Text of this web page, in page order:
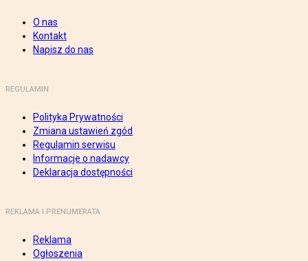
O nas
Kontakt
Napisz do nas
REGULAMIN
Polityka Prywatności
Zmiana ustawień zgód
Regulamin serwisu
Informacje o nadawcy
Deklaracja dostępności
REKLAMA I PRENUMERATA
Reklama
Ogłoszenia